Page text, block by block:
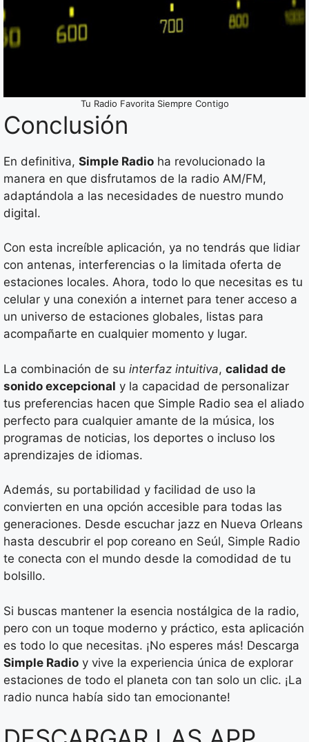
Tu Radio Favorita Siempre Contigo
Conclusión
En definitiva, Simple Radio ha revolucionado la
manera en que disfrutamos de la radio AM/FM,
adaptándola a las necesidades de nuestro mundo
digital.
Con esta increíble aplicación, ya no tendrás que lidiar
con antenas, interferencias o la limitada oferta de
estaciones locales. Ahora, todo lo que necesitas es tu
celular y una conexión a internet para tener acceso a
un universo de estaciones globales, listas para
acompañarte en cualquier momento y lugar.
La combinación de su interfaz intuitiva, calidad de
sonido excepcional y la capacidad de personalizar
tus preferencias hacen que Simple Radio sea el aliado
perfecto para cualquier amante de la música, los
programas de noticias, los deportes o incluso los
aprendizajes de idiomas.
Además, su portabilidad y facilidad de uso la
convierten en una opción accesible para todas las
generaciones. Desde escuchar jazz en Nueva Orleans
hasta descubrir el pop coreano en Seúl, Simple Radio
te conecta con el mundo desde la comodidad de tu
bolsillo.
Si buscas mantener la esencia nostálgica de la radio,
pero con un toque moderno y práctico, esta aplicación
es todo lo que necesitas. ¡No esperes más! Descarga
Simple Radio y vive la experiencia única de explorar
estaciones de todo el planeta con tan solo un clic. ¡La
radio nunca había sido tan emocionante!